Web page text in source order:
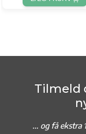
Tilmeld
... og få ekstra